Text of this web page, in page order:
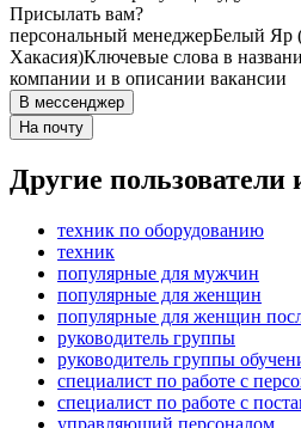
Присылать вам?
персональный менеджерБелый Яр
Хакасия)Ключевые слова в
компании и в описании вакансии
В мессенджер
На почту
Другие пользователи
техник по оборудованию
техник
популярные для мужчин
популярные для женщин
популярные для женщин
руководитель группы
руководитель группы
специалист по работе с
специалист по работе с
управляющий персоналом